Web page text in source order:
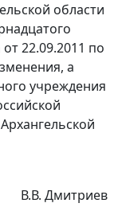
области
22.09.2011 по
а
учреждения
В.В. Дмитриев